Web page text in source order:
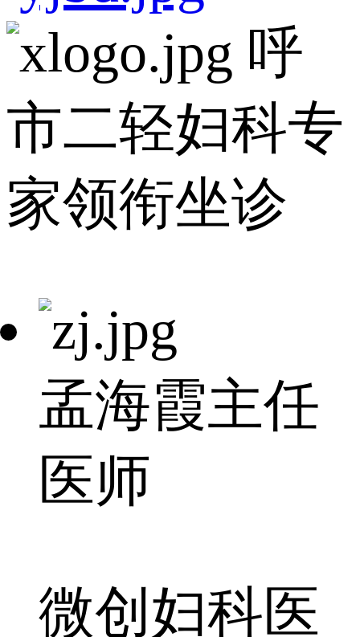
呼
市二轻妇科专
家领衔坐诊
孟海霞主任
医师
微创妇科医